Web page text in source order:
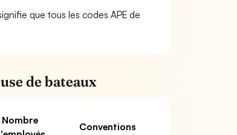
que tous les codes APE de
de bateaux
Nombre
Conventions